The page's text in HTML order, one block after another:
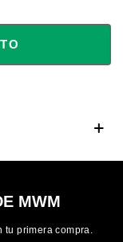
MWM
tu primera compra.